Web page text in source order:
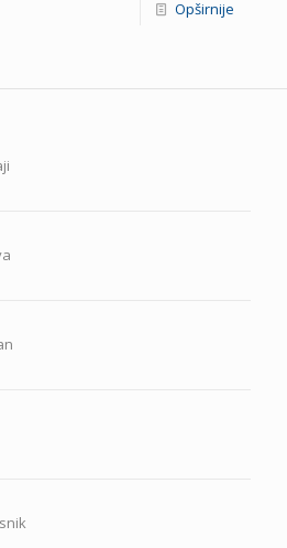
Opširnije